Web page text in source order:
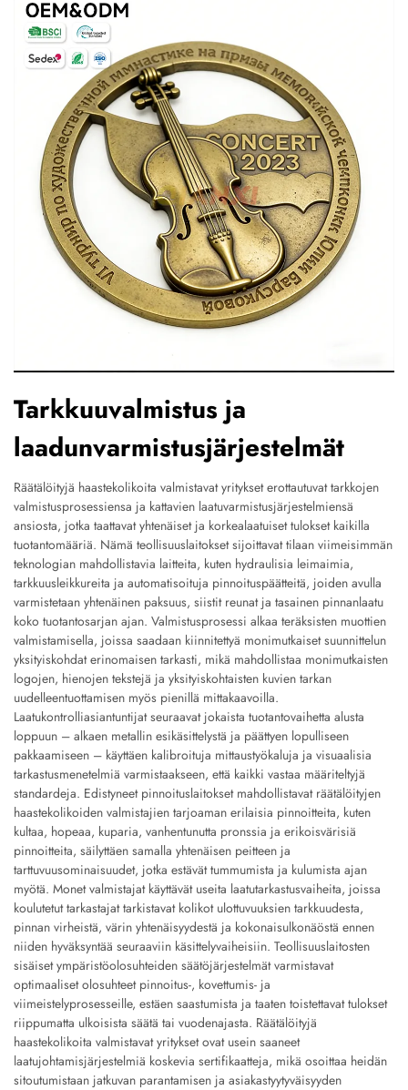
Tarkkuuvalmistus ja
laadunvarmistusjärjestelmät
Räätälöityjä haastekolikoita valmistavat yritykset erottautuvat tarkkojen
valmistusprosessiensa ja kattavien laatuvarmistusjärjestelmiensä
ansiosta, jotka taattavat yhtenäiset ja korkealaatuiset tulokset kaikilla
tuotantomääriä. Nämä teollisuuslaitokset sijoittavat tilaan viimeisimmän
teknologian mahdollistavia laitteita, kuten hydraulisia leimaimia,
tarkkuusleikkureita ja automatisoituja pinnoituspäätteitä, joiden avulla
varmistetaan yhtenäinen paksuus, siistit reunat ja tasainen pinnanlaatu
koko tuotantosarjan ajan. Valmistusprosessi alkaa teräksisten muottien
valmistamisella, joissa saadaan kiinnitettyä monimutkaiset suunnittelun
yksityiskohdat erinomaisen tarkasti, mikä mahdollistaa monimutkaisten
logojen, hienojen tekstejä ja yksityiskohtaisten kuvien tarkan
uudelleentuottamisen myös pienillä mittakaavoilla.
Laatukontrolliasiantuntijat seuraavat jokaista tuotantovaihetta alusta
loppuun – alkaen metallin esikäsittelystä ja päättyen lopulliseen
pakkaamiseen – käyttäen kalibroituja mittaustyökaluja ja visuaalisia
tarkastusmenetelmiä varmistaakseen, että kaikki vastaa määriteltyjä
standardeja. Edistyneet pinnoituslaitokset mahdollistavat räätälöityjen
haastekolikoiden valmistajien tarjoaman erilaisia pinnoitteita, kuten
kultaa, hopeaa, kuparia, vanhentunutta pronssia ja erikoisvärisiä
pinnoitteita, säilyttäen samalla yhtenäisen peitteen ja
tarttuvuusominaisuudet, jotka estävät tummumista ja kulumista ajan
myötä. Monet valmistajat käyttävät useita laatutarkastusvaiheita, joissa
koulutetut tarkastajat tarkistavat kolikot ulottuvuuksien tarkkuudesta,
pinnan virheistä, värin yhtenäisyydestä ja kokonaisulkonäöstä ennen
niiden hyväksyntää seuraaviin käsittelyvaiheisiin. Teollisuuslaitosten
sisäiset ympäristöolosuhteiden säätöjärjestelmät varmistavat
optimaaliset olosuhteet pinnoitus-, kovettumis- ja
viimeistelyprosesseille, estäen saastumista ja taaten toistettavat tulokset
riippumatta ulkoisista säätä tai vuodenajasta. Räätälöityjä
haastekolikoita valmistavat yritykset ovat usein saaneet
laatujohtamisjärjestelmiä koskevia sertifikaatteja, mikä osoittaa heidän
sitoutumistaan jatkuvan parantamisen ja asiakastyytyväisyyden